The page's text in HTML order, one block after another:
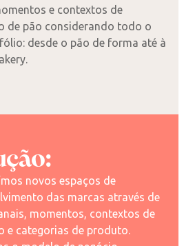
e contextos de
de pão considerando todo o
desde o pão de forma até à
novos espaços de
das marcas através de
momentos, contextos de
e categorias de produto.